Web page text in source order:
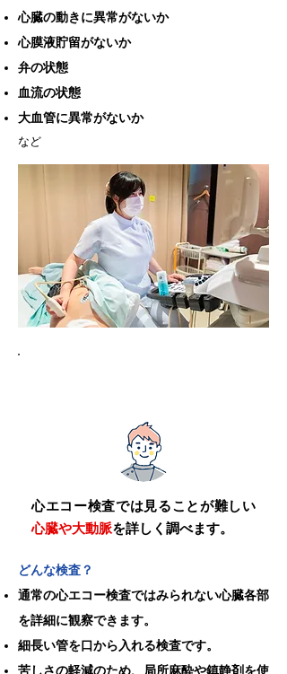
心臓の動きに異常がないか
心膜液貯留がないか
弁の状態
血流の状態
大血管に異常がないか
など
心エコー検査では見ることが難しい
心臓や大動脈を詳しく調べます。
どんな検査？
通常の心エコー検査ではみられない心臓各部
を詳細に観察できます。
細長い管を口から入れる検査です。
苦しさの軽減のため、局所麻酔や鎮静剤を使